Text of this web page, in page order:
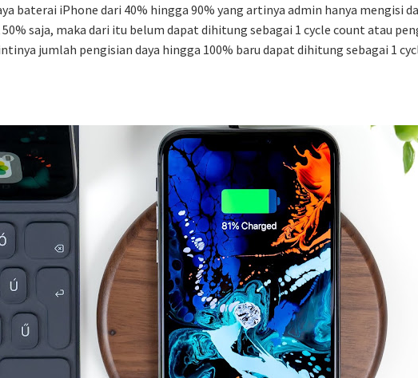
baterai iPhone dari 40% hingga 90% yang artinya admin hanya mengisi
saja, maka dari itu belum dapat dihitung sebagai 1 cycle count atau
jumlah pengisian daya hingga 100% baru dapat dihitung sebagai 1